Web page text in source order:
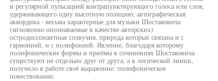
и регулярной пульсацией контрапунктирующего голоса или слоя,
удерживающего одну высотную позицию; автографическая
аккордика - весьма характерные для музыки Шостаковича
(мгновенно опознаваемые в качестве авторских)
остродиссонантные созвучия, природа которых связана и с
гармонией, и с полифонией. Явление, благодаря которому
полифонические формы и приёмы в сочинениях Шостаковича
существуют не отдельно друг от друга, а в логической линии,
получило в работе своё выражение: полифоническое
повествование.